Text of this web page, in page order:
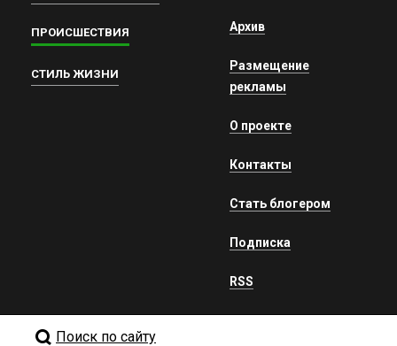
ПРОИСШЕСТВИЯ
СТИЛЬ ЖИЗНИ
Архив
Размещение
рекламы
О проекте
Контакты
Стать блогером
Подписка
RSS
Поиск по сайту